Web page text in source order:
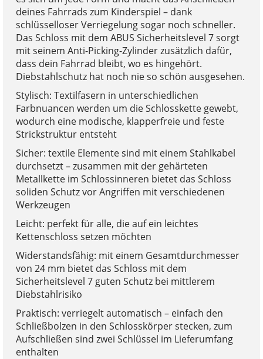
deines Fahrrads zum Kinderspiel – dank
schlüsselloser Verriegelung sogar noch schneller.
Das Schloss mit dem ABUS Sicherheitslevel 7 sorgt
mit seinem Anti-Picking-Zylinder zusätzlich dafür,
dass dein Fahrrad bleibt, wo es hingehört.
Diebstahlschutz hat noch nie so schön ausgesehen.
Stylisch: Textilfasern in unterschiedlichen
Farbnuancen werden um die Schlosskette gewebt,
wodurch eine modische, klapperfreie und feste
Strickstruktur entsteht
Sicher: textile Elemente sind mit einem Stahlkabel
durchsetzt – zusammen mit der gehärteten
Metallkette im Schlossinneren bietet das Schloss
soliden Schutz vor Angriffen mit verschiedenen
Werkzeugen
Leicht: perfekt für alle, die auf ein leichtes
Kettenschloss setzen möchten
Widerstandsfähig: mit einem Gesamtdurchmesser
von 24 mm bietet das Schloss mit dem
Sicherheitslevel 7 guten Schutz bei mittlerem
Diebstahlrisiko
Praktisch: verriegelt automatisch – einfach den
Schließbolzen in den Schlosskörper stecken, zum
Aufschließen sind zwei Schlüssel im Lieferumfang
enthalten